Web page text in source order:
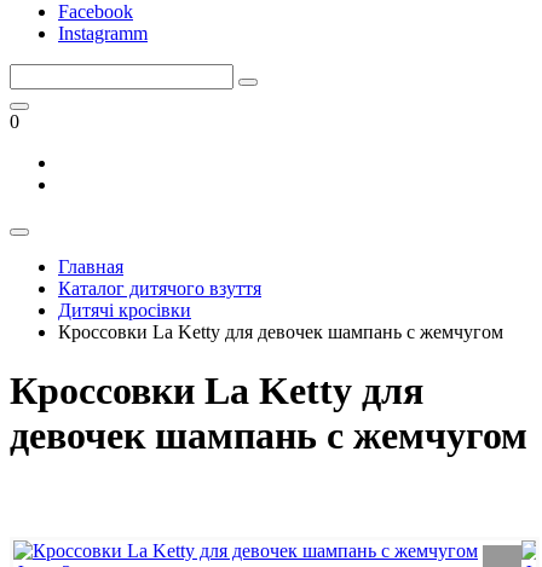
Facebook
Instagramm
0
Главная
Каталог дитячого взуття
Дитячі кросівки
Кроссовки La Ketty для девочек шампань с жемчугом
Кроссовки La Ketty для
девочек шампань с жемчугом